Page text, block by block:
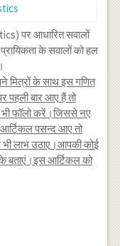
पर आधारित सवालों
के सवालों को हल
मित्रों के साथ इस गणित
बार आए हैं तो
फॉलो करें।जिससे नए
पसन्द आए तो
लाभ उठाए।आपकी कोई
बताएं।इस आर्टिकल को